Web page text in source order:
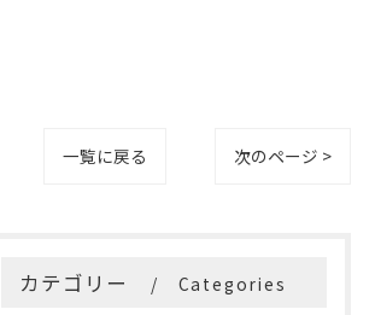
一覧に戻る 次のページ >
カテゴリー Categories